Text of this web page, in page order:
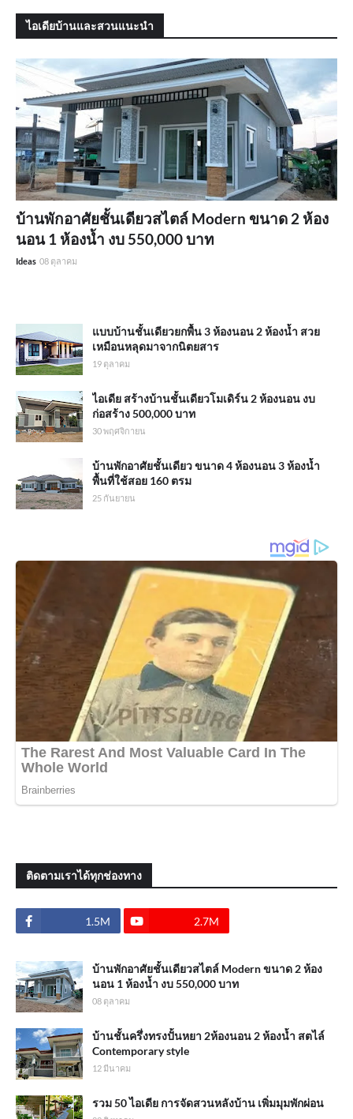
ไอเดียบ้านและสวนแนะนำ
บ้านพักอาศัยชั้นเดียวสไตล์ Modern ขนาด 2 ห้อง
นอน 1 ห้องน้ำ งบ 550,000 บาท
Ideas 08 ตุลาคม
แบบบ้านชั้นเดียวยกพื้น 3 ห้องนอน 2 ห้องน้ำ สวย
เหมือนหลุดมาจากนิตยสาร
19 ตุลาคม
ไอเดีย สร้างบ้านชั้นเดียวโมเดิร์น 2 ห้องนอน งบ
ก่อสร้าง 500,000 บาท
30 พฤศจิกายน
บ้านพักอาศัยชั้นเดียว ขนาด 4 ห้องนอน 3 ห้องน้ำ
พื้นที่ใช้สอย 160 ตรม
25 กันยายน
ติดตามเราได้ทุกช่องทาง
1.5M 2.7M
บ้านพักอาศัยชั้นเดียวสไตล์ Modern ขนาด 2 ห้อง
นอน 1 ห้องน้ำ งบ 550,000 บาท
08 ตุลาคม
บ้านชั้นครึ่งทรงปั้นหยา 2ห้องนอน 2 ห้องน้ำ สตไล์
Contemporary style
12 มีนาคม
รวม 50 ไอเดีย การจัดสวนหลังบ้าน เพิ่มมุมพักผ่อน